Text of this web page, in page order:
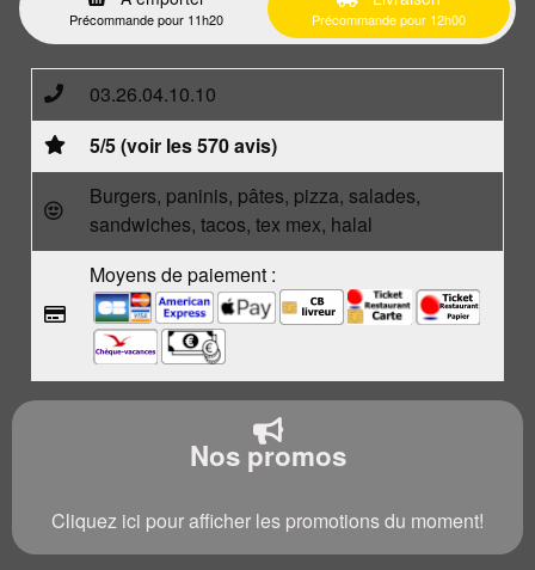
Précommande pour 11h20 Précommande pour 12h00
03.26.04.10.10
5/5 (voir les 570 avis)
Burgers, paninis, pâtes, pizza, salades,
sandwiches, tacos, tex mex, halal
Moyens de paiement :
Nos promos
Cliquez ici pour afficher les promotions du moment!